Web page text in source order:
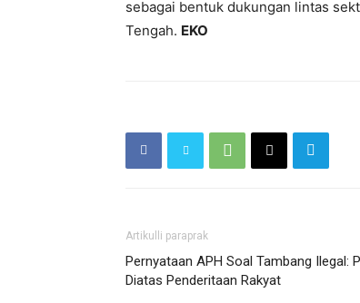
sebagai bentuk dukungan lintas
Tengah. EKO
Artikulli paraprak
Pernyataan APH Soal Tambang Ilegal:
Diatas Penderitaan Rakyat